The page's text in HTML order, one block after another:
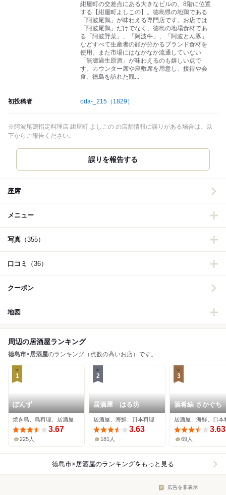
紺屋町の交差点にある大きなビルの、8階に位置
する【紺屋町よしこの】。徳島県の地鶏である
「阿波尾鶏」が味わえる専門店です。お店では
「阿波尾鶏」だけでなく、徳島の地場食材であ
る「阿波野菜」、「阿波牛」、「阿波とん豚」
などすべて生産者の顔が分かるブランド食材を
使用。また市場にはなかなか流通していない
「無濾過生原酒」が味わえるのも嬉しい点で
す。カウンター席や座敷席を用意し、接待や会
食、徳島を訪れた観...
初投稿者 oda-_215 （1829）
※阿波尾鶏指定料理店 紺屋町 よしこの の店舗情報に誤りがある場合は、以
下からご報告ください。
誤りを報告する
座席
メニュー
写真 （355）
口コミ （36）
クーポン
地図
周辺の居酒屋ランキング
徳島市×居酒屋のランキング（点数の高いお店）です。
1
ぽんず
焼き鳥、鳥料理、居酒屋
3.67
225人
2
居酒屋 はる坊
居酒屋、海鮮、日本料理
3.63
181人
3
酒肴結 さかぐち
居酒屋、海鮮、日本
3.63
69人
徳島市×居酒屋のランキングをもっと見る
広告を非表示